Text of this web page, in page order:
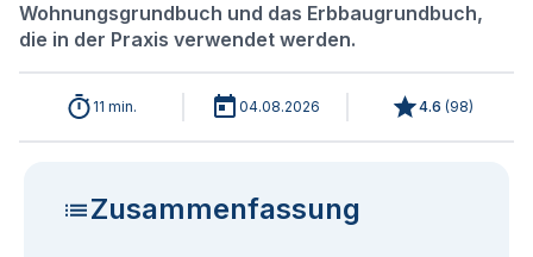
Wohnungsgrundbuch und das Erbbaugrundbuch,
die in der Praxis verwendet werden.
11 min. 04.08.2026 4.6 (98)
Zusammenfassung